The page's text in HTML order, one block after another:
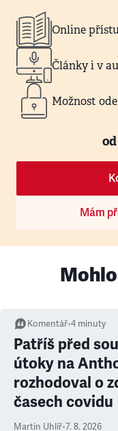
Online
Články i v
Možnost
od
Mám
Komentář•4 minuty
Patříš před
útoky na
rozhodoval o
časech covidu
Martin Uhlíř•7. 8. 2026